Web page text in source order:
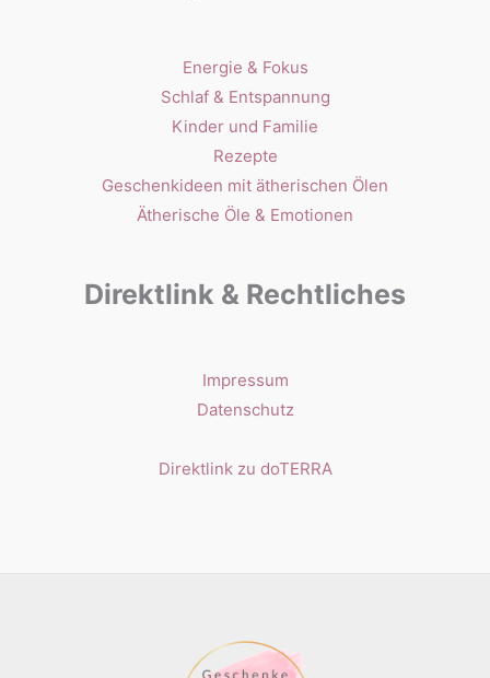
Energie & Fokus
Schlaf & Entspannung
Kinder und Familie
Rezepte
Geschenkideen mit ätherischen Ölen
Ätherische Öle & Emotionen
Direktlink & Rechtliches
Impressum
Datenschutz
Direktlink zu doTERRA